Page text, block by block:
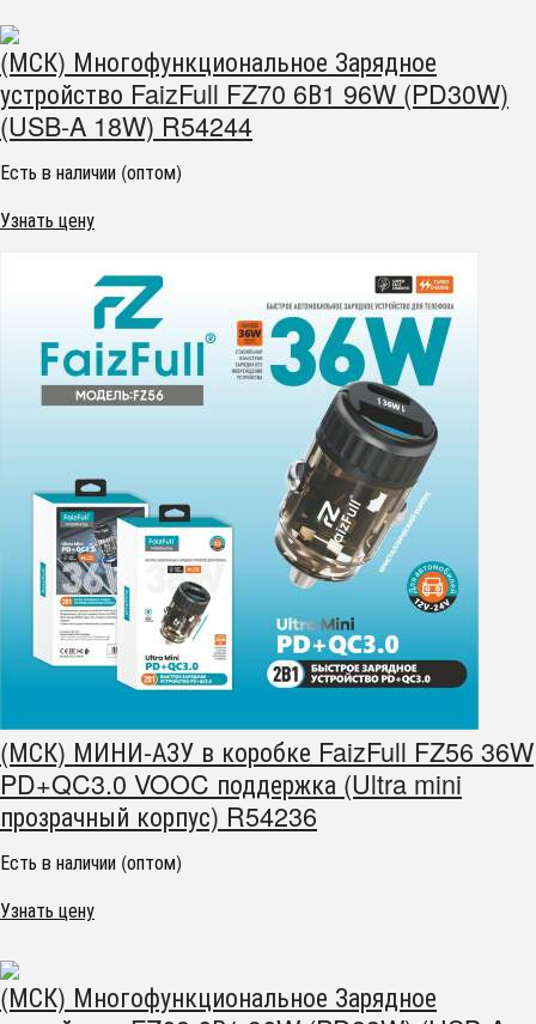
(МСК) Многофункциональное Зарядное
устройство FaizFull FZ70 6В1 96W (PD30W)
(USB-A 18W) R54244
Есть в наличии (оптом)
Узнать цену
(МСК) МИНИ-АЗУ в коробке FaizFull FZ56 36W
PD+QC3.0 VOOC поддержка (Ultra mini
прозрачный корпус) R54236
Есть в наличии (оптом)
Узнать цену
(МСК) Многофункциональное Зарядное